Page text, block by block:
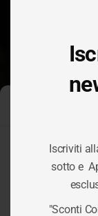
Per fornire le
cookie per
dispositivo. Il
elaborare dati
C-
Iscriviti
sotto e
"Sconti